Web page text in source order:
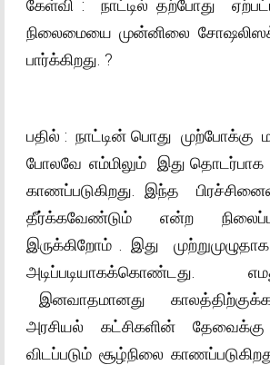
கேள்வி : நாட்டில் தற்போது
நிலைமையை முன்னிலை
பார்க்கிறது. ?
பதில் : நாட்டின் பொது முற்போக்கு
போலவே எம்மிலும் இது தொடர்பாக
காணப்படுகிறது. இந்த
தீர்க்கவேண்டும் என்ற
இருக்கிறோம் . இது
அடிப்படியாகக்கொண்டது.
இனவாதமானது
அரசியல் கட்சிகளின்
விடப்படும் சூழ்நிலை